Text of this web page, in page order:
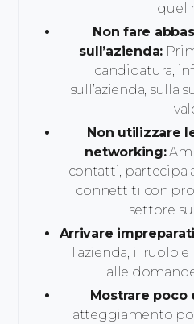
quel
Non fare
sull’azienda:
candidatura,
sull’azienda, sulla
Non utilizzare
networking:
contatti, partecipa
connettiti con
settore
Arrivare
l’azienda, il ruolo
alle
Mostrare poco
atteggiamento